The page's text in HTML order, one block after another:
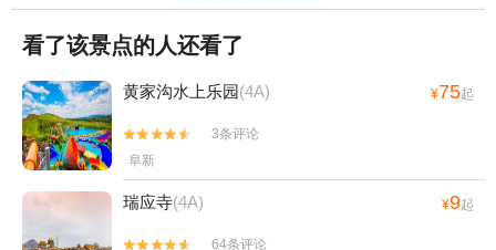
看了该景点的人还看了
黄家沟水上乐园(4A) ¥75起


3条评论
阜新
瑞应寺(4A) ¥9起


64条评论